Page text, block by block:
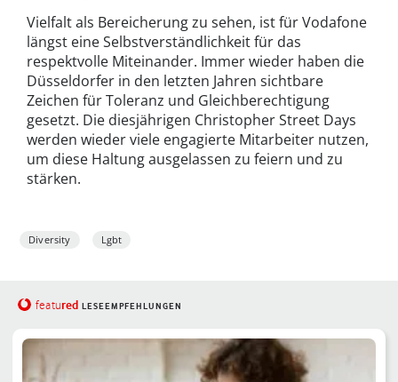
Vielfalt als Bereicherung zu sehen, ist für Vodafone
längst eine Selbstverständlichkeit für das
respektvolle Miteinander. Immer wieder haben die
Düsseldorfer in den letzten Jahren sichtbare
Zeichen für Toleranz und Gleichberechtigung
gesetzt. Die diesjährigen Christopher Street Days
werden wieder viele engagierte Mitarbeiter nutzen,
um diese Haltung ausgelassen zu feiern und zu
stärken.
Diversity Lgbt
featured LESEEMPFEHLUNGEN